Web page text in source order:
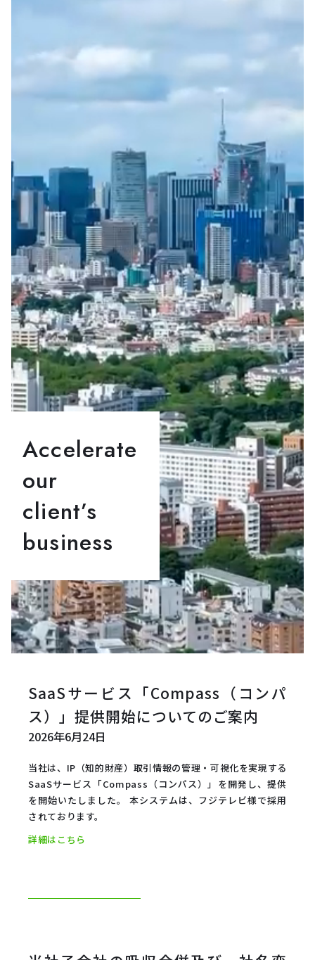
Accelerate
our
client’s
business
SaaSサービス「Compass（コンパ
ス）」提供開始についてのご案内
2026年6月24日
当社は、IP（知的財産）取引情報の管理・可視化を実現する
SaaSサービス「Compass（コンパス）」を開発し、提供
を開始いたしました。 本システムは、フジテレビ様で採用
されております。
詳細はこちら